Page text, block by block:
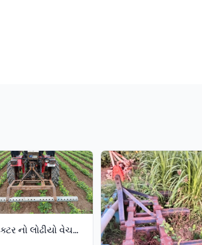
ટ્રેક્ટર નો લોઢીયો વેચવાનો છે